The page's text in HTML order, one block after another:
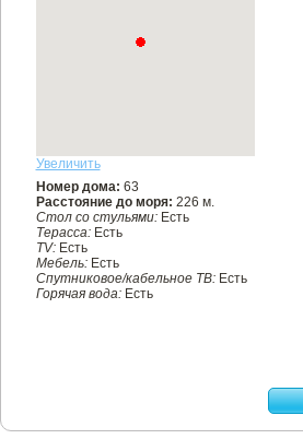
Увеличить
Номер дома: 63
Расстояние до моря: 226 м.
Стол со стульями: Есть
Терасса: Есть
TV: Есть
Мебель: Есть
Спутниковое/кабельное ТВ: Есть
Горячая вода: Есть